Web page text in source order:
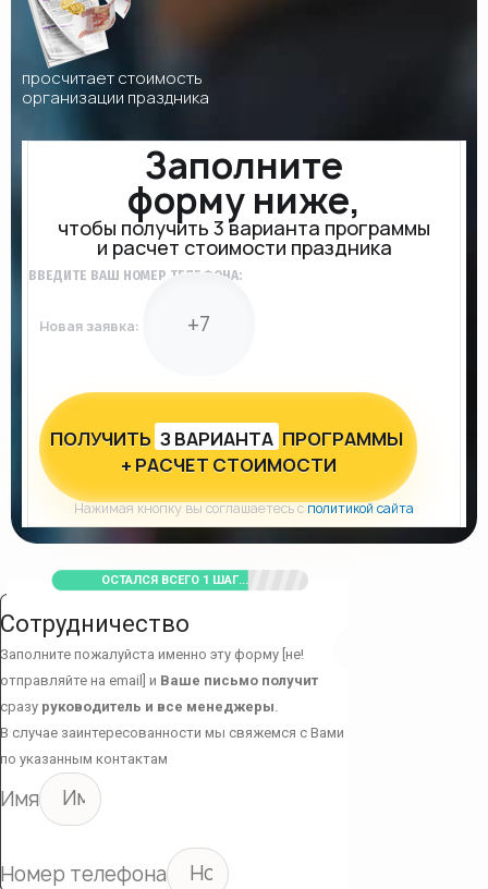
просчитает стоимость
организации праздника
Заполните
форму ниже,
чтобы получить 3 варианта программы
и расчет стоимости праздника
ВВЕДИТЕ ВАШ НОМЕР ТЕЛЕФОНА:
Новая заявка:
ПОЛУЧИТЬ З ВАРИАНТА ПРОГРАММЫ
+ РАСЧЕТ СТОИМОСТИ
Нажимая кнопку вы соглашаетесь сполитикой сайта
ОСТАЛСЯ ВСЕГО 1 ШАГ...
Сотрудничество
Заполните пожалуйста именно эту форму [не!
отправляйте на email] и Ваше письмо получит
сразу руководитель и все менеджеры
В случае заинтересованности мы свяжемся с Вами
по указанным контактам
Имя
Номер телефона